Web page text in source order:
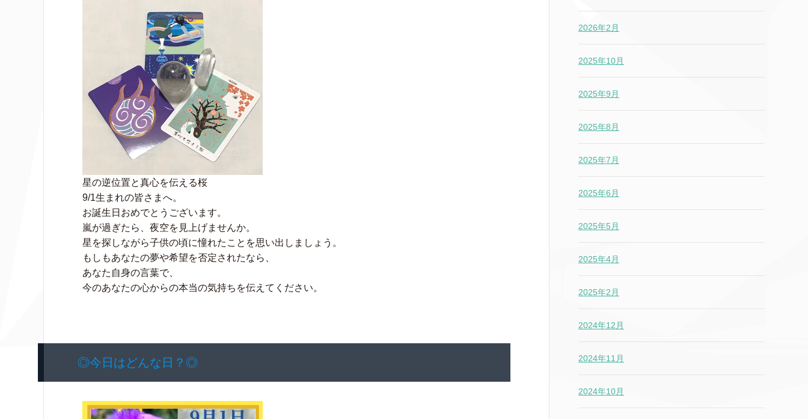
星の逆位置と真心を伝える桜
9/1生まれの皆さまへ。
お誕生日おめでとうございます。
嵐が過ぎたら、夜空を見上げませんか。
星を探しながら子供の頃に憧れたことを思い出しましょう。
もしもあなたの夢や希望を否定されたなら、
あなた自身の言葉で、
今のあなたの心からの本当の気持ちを伝えてください。
◎今日はどんな日？◎
2026年2月
2025年10月
2025年9月
2025年8月
2025年7月
2025年6月
2025年5月
2025年4月
2025年2月
2024年12月
2024年11月
2024年10月